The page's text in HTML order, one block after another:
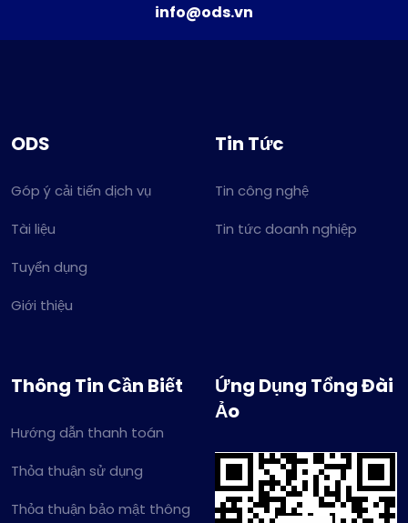
info@ods.vn
ODS
Góp ý cải tiến dịch vụ
Tài liệu
Tuyển dụng
Giới thiệu
Tin Tức
Tin công nghệ
Tin tức doanh nghiệp
Thông Tin Cần Biết
Hướng dẫn thanh toán
Thỏa thuận sử dụng
Thỏa thuận bảo mật thông
Ứng Dụng Tổng Đài
Ảo